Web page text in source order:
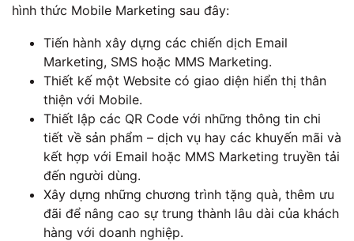
hình thức Mobile Marketing sau đây:
Tiến hành xây dựng các chiến dịch Email
Marketing, SMS hoặc MMS Marketing.
Thiết kế một Website có giao diện hiển thị thân
thiện với Mobile.
Thiết lập các QR Code với những thông tin chi
tiết về sản phẩm – dịch vụ hay các khuyến mãi và
kết hợp với Email hoặc MMS Marketing truyền tải
đến người dùng.
Xây dựng những chương trình tặng quà, thêm ưu
đãi để nâng cao sự trung thành lâu dài của khách
hàng với doanh nghiệp.